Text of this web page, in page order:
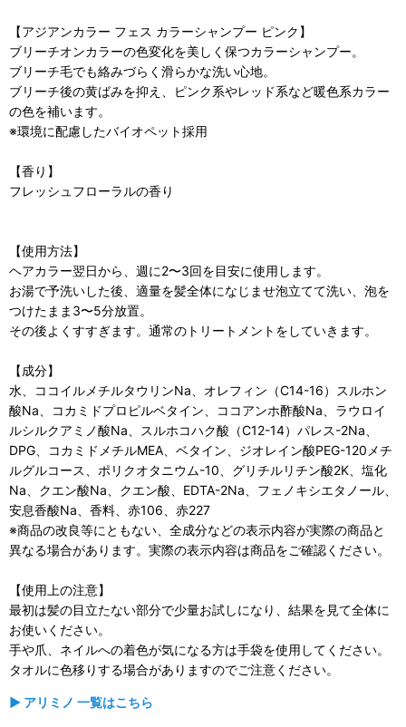
【アジアンカラー フェス カラーシャンプー ピンク】
ブリーチオンカラーの色変化を美しく保つカラーシャンプー。
ブリーチ毛でも絡みづらく滑らかな洗い心地。
ブリーチ後の黄ばみを抑え、ピンク系やレッド系など暖色系カラー
の色を補います。
※環境に配慮したバイオペット採用
【香り】
フレッシュフローラルの香り
【使用方法】
ヘアカラー翌日から、週に2〜3回を目安に使用します。
お湯で予洗いした後、適量を髪全体になじませ泡立てて洗い、泡を
つけたまま3〜5分放置。
その後よくすすぎます。通常のトリートメントをしていきます。
【成分】
水、ココイルメチルタウリンNa、オレフィン（C14-16）スルホン
酸Na、コカミドプロピルベタイン、ココアンホ酢酸Na、ラウロイ
ルシルクアミノ酸Na、スルホコハク酸（C12-14）パレス-2Na、
DPG、コカミドメチルMEA、ベタイン、ジオレイン酸PEG-120メチ
ルグルコース、ポリクオタニウム-10、グリチルリチン酸2K、塩化
Na、クエン酸Na、クエン酸、EDTA-2Na、フェノキシエタノール、
安息香酸Na、香料、赤106、赤227
※商品の改良等にともない、全成分などの表示内容が実際の商品と
異なる場合があります。実際の表示内容は商品をご確認ください。
【使用上の注意】
最初は髪の目立たない部分で少量お試しになり、結果を見て全体に
お使いください。
手や爪、ネイルへの着色が気になる方は手袋を使用してください。
タオルに色移りする場合がありますのでご注意ください。
▶ アリミノ 一覧はこちら